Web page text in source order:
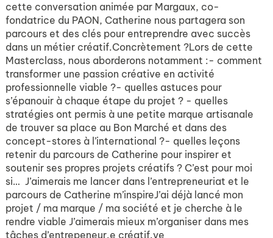
cette conversation animée par Margaux, co-
fondatrice du PAON, Catherine nous partagera son
parcours et des clés pour entreprendre avec succès
dans un métier créatif.Concrètement ?Lors de cette
Masterclass, nous aborderons notamment :- comment
transformer une passion créative en activité
professionnelle viable ?- quelles astuces pour
s’épanouir à chaque étape du projet ? - quelles
stratégies ont permis à une petite marque artisanale
de trouver sa place au Bon Marché et dans des
concept-stores à l’international ?- quelles leçons
retenir du parcours de Catherine pour inspirer et
soutenir ses propres projets créatifs ? C’est pour moi
si… J’aimerais me lancer dans l’entrepreneuriat et le
parcours de Catherine m’inspireJ’ai déjà lancé mon
projet / ma marque / ma société et je cherche à le
rendre viable J’aimerais mieux m’organiser dans mes
tâches d’entrepeneur.e créatif.ve